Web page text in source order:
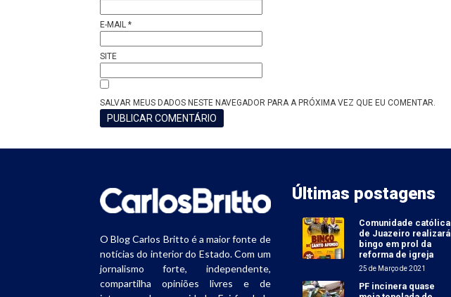
E-MAIL *
SITE
SALVAR MEUS DADOS NESTE NAVEGADOR PARA A PRÓXIMA VEZ QUE EU COMENTAR.
O Blog Carlos Britto é a maior fonte de
notícias do interior do Estado. Com um
jornalismo forte, independente,
compartilha opiniões livres e de
Últimas postagens
Comunidade católica
de Juazeiro realizará
bingo em prol da
reforma de igreja
25 de Março de 2021
PF incinera quase